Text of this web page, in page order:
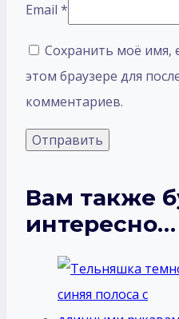
Email *
Сохранить моё имя,
этом браузере для
комментариев.
Вам также
интересно…